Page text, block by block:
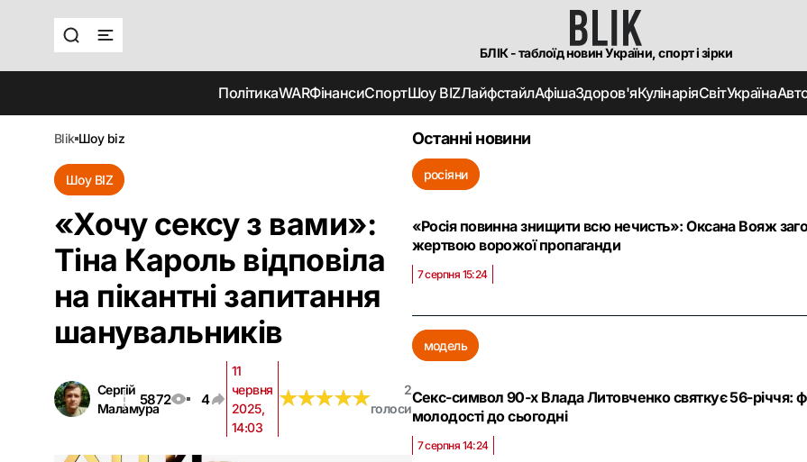
БЛІК - таблоїд новин України, спорт і зірки
ПолітикаWARФінансиСпортШоу BIZЛайфстайлАфішаЗдоров'яКулінаріяСвітУкраїна
blik шоу biz
Шоу BIZ
«Хочу сексу з вами»:
Тіна Кароль відповіла
на пікантні запитання
шанувальників
Сергій
Маламура
5872 4
11
червня
2025,
14:03
★★★★★
★★★★★
2
голоси
Останні новини
росіяни
«Росія повинна знищити всю нечисть»: Оксана Вояж
жертвою ворожої пропаганди
7 серпня 15:24
модель
Секс-символ 90-х Влада Литовченко святкує 56-річчя:
молодості до сьогодні
7 серпня 14:24